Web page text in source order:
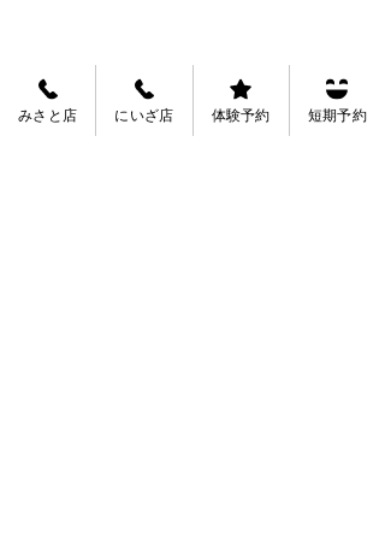
みさと店 にいざ店 体験予約 短期予約